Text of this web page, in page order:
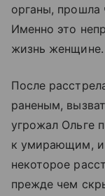
органы, прошла
Именно это
жизнь женщине.
После
раненым,
угрожал Ольге
к умирающим, и
некоторое
прежде чем